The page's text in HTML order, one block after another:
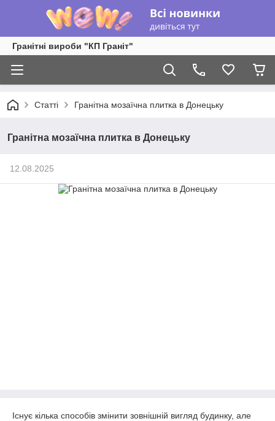
Гранітні вироби "КП Граніт"
Статті Гранітна мозаїчна плитка в Донецьку
Гранітна мозаїчна плитка в Донецьку
12.08.2025
Існує кілька способів змінити зовнішній вигляд будинку, але